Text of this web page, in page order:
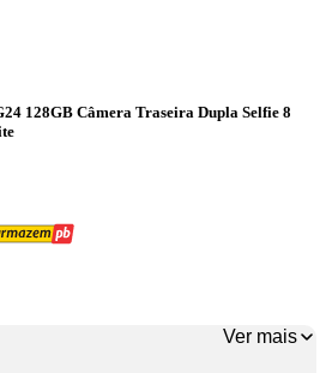
128GB Câmera Traseira Dupla Selfie 8
Ver mais